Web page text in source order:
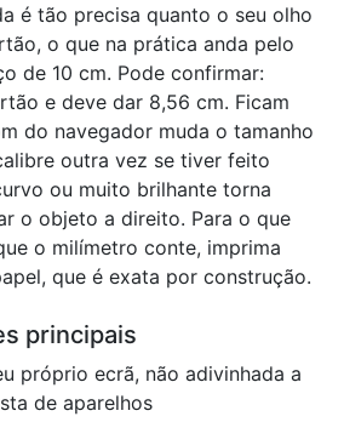
é tão precisa quanto o seu olho
o que na prática anda pelo
de 10 cm. Pode confirmar:
e deve dar 8,56 cm. Ficam
do navegador muda o tamanho
outra vez se tiver feito
ou muito brilhante torna
o objeto a direito. Para o que
o milímetro conte, imprima
que é exata por construção.
principais
próprio ecrã, não adivinhada a
de aparelhos